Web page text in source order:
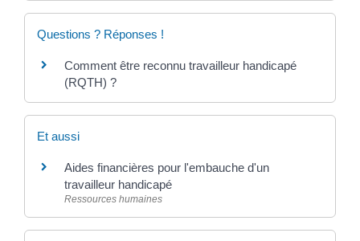
Questions ? Réponses !
Comment être reconnu travailleur handicapé
(RQTH) ?
Et aussi
Aides financières pour l'embauche d'un
travailleur handicapé
Ressources humaines